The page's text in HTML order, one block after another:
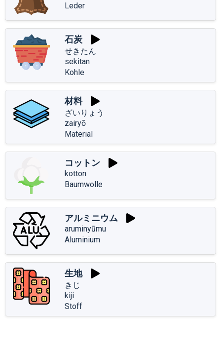
Leder
石炭
せきたん
sekitan
Kohle
材料
ざいりょう
zairyō
Material
コットン
kotton
Baumwolle
アルミニウム
aruminyūmu
Aluminium
生地
きじ
kiji
Stoff